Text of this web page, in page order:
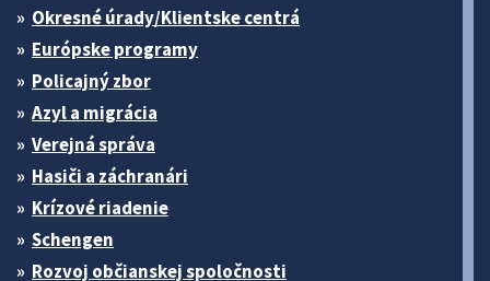
Okresné úrady/Klientske centrá
Európske programy
Policajný zbor
Azyl a migrácia
Verejná správa
Hasiči a záchranári
Krízové riadenie
Schengen
Rozvoj občianskej spoločnosti